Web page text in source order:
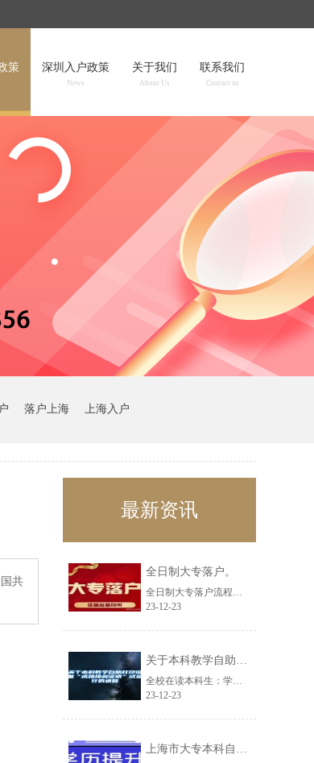
策 深圳入户政策
News
关于我们
About Us
联系我们
Contact us
落户上海 上海入户
共
最新资讯
全日制大专落户。
全日制大专落户流程。要求：1：必须要求是全日制大专学历。2：年龄35周岁以内......
23-12-23
关于本科教学自助打印设备“成绩排名证明”试运行的通知
全校在读本科生：学生事务大厅本科教学自助打印设备现开通《成绩排名证明》自助打......
23-12-23
上海市大专本科自考体验课2022已更新(今日／流程)